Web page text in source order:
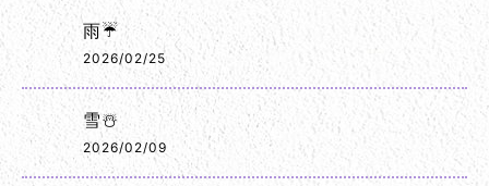
雨☔
2026/02/25
雪☃️
2026/02/09